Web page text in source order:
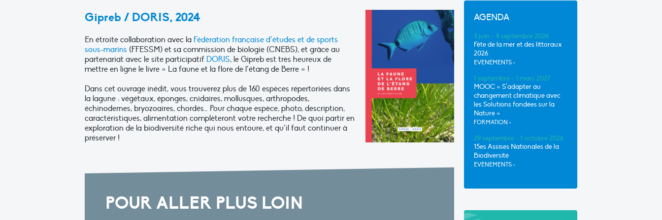
Gipreb / DORIS, 2024
En étroite collaboration avec la Fédération française d’études et de sports
sous-marins (FFESSM) et sa commission de biologie (CNEBS), et grâce au
partenariat avec le site participatif DORIS, le Gipreb est très heureux de
mettre en ligne le livre « La faune et la flore de l’étang de Berre » !
Dans cet ouvrage inédit, vous trouverez plus de 160 espèces répertoriées dans
la lagune : végétaux, éponges, cnidaires, mollusques, arthropodes,
échinodernes, bryozoaires, chordés… Pour chaque espèce, photo, description,
caractéristiques, alimentation complèteront votre recherche ! De quoi partir en
exploration de la biodiversité riche qui nous entoure, et qu’il faut continuer à
préserver !
POUR ALLER PLUS LOIN
AGENDA
5 juin - 4 septembre 2026
Fête de la mer et des littoraux
2026
EVÈNEMENTS •
1 septembre - 1 mars 2027
MOOC « S’adapter au
changement climatique avec
les Solutions fondées sur la
Nature »
FORMATION •
29 septembre - 1 octobre 2026
15es Assises Nationales de la
Biodiversité
EVÈNEMENTS •